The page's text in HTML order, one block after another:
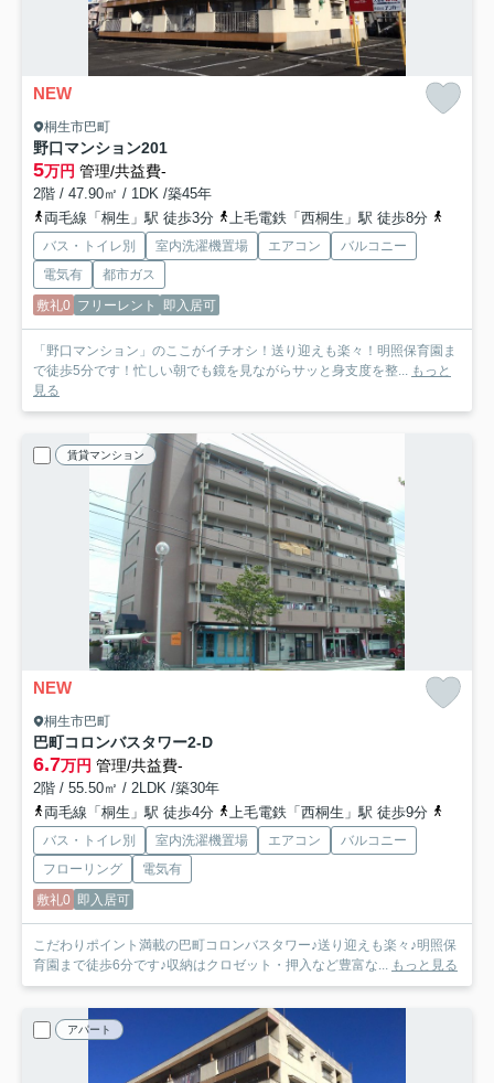
NEW
桐生市巴町
野口マンション201
5万円 管理/共益費-
2階 / 47.90㎡ / 1DK /築45年
両毛線「桐生」駅 徒歩3分
上毛電鉄「西桐生」駅 徒歩8分
バス・トイレ別 室内洗濯機置場 エアコン
バルコニー
電気有
都市ガス
敷礼0 フリーレント 即入居可
「野口マンション」のここがイチオシ！送り迎えも楽々！明照保育園ま
で徒歩5分です！忙しい朝でも鏡を見ながらサッと身支度を整... もっと
見る
賃貸マンション
NEW
桐生市巴町
巴町コロンバスタワー2-D
6.7万円 管理/共益費-
2階 / 55.50㎡ / 2LDK /築30年
両毛線「桐生」駅 徒歩4分
上毛電鉄「西桐生」駅 徒歩9分
バス・トイレ別 室内洗濯機置場 エアコン
バルコニー
フローリング
電気有
敷礼0 即入居可
こだわりポイント満載の巴町コロンバスタワー♪送り迎えも楽々♪明照保
育園まで徒歩6分です♪収納はクロゼット・押入など豊富な... もっと見る
アパート